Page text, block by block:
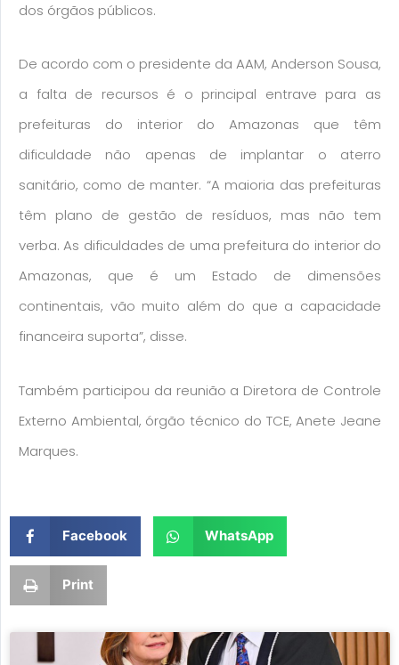
dos órgãos públicos.
De acordo com o presidente da AAM, Anderson Sousa,
a falta de recursos é o principal entrave para as
prefeituras do interior do Amazonas que têm
dificuldade não apenas de implantar o aterro
sanitário, como de manter. “A maioria das prefeituras
têm plano de gestão de resíduos, mas não tem
verba. As dificuldades de uma prefeitura do interior do
Amazonas, que é um Estado de dimensões
continentais, vão muito além do que a capacidade
financeira suporta”, disse.
Também participou da reunião a Diretora de Controle
Externo Ambiental, órgão técnico do TCE, Anete Jeane
Marques.
Facebook WhatsApp
Print
PagePagePagePagePage